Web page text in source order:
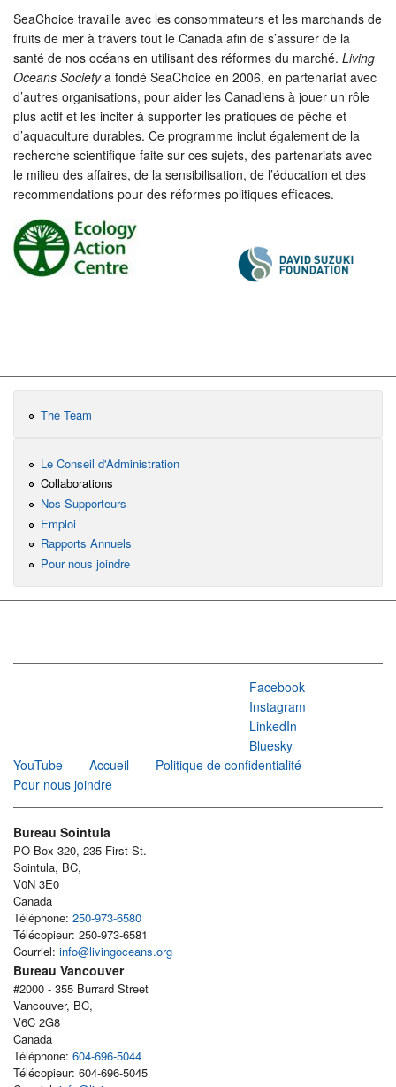
SeaChoice travaille avec les consommateurs et les marchands de
fruits de mer à travers tout le Canada afin de s’assurer de la
santé de nos océans en utilisant des réformes du marché. Living
Oceans Societya fondé SeaChoice en 2006, en partenariat avec
d’autres organisations, pour aider les Canadiens à jouer un rôle
plus actif et les inciter à supporter les pratiques de pêche et
d’aquaculture durables. Ce programme inclut également de la
recherche scientifique faite sur ces sujets, des partenariats avec
le milieu des affaires, de la sensibilisation, de l’éducation et des
recommendations pour des réformes politiques efficaces.
The Team
Le Conseil d'Administration
Collaborations
Nos Supporteurs
Emploi
Rapports Annuels
Pour nous joindre
Facebook
Instagram
LinkedIn
Bluesky
YouTube
Accueil
Politique de confidentialité
Pour nous joindre
Bureau Sointula
PO Box 320, 235 First St.
Sointula, BC,
V0N 3E0
Canada
Téléphone: 250-973-6580
Télécopieur: 250-973-6581
Courriel: info@livingoceans.org
Bureau Vancouver
#2000 - 355 Burrard Street
Vancouver, BC,
V6C 2G8
Canada
Téléphone: 604-696-5044
Télécopieur: 604-696-5045